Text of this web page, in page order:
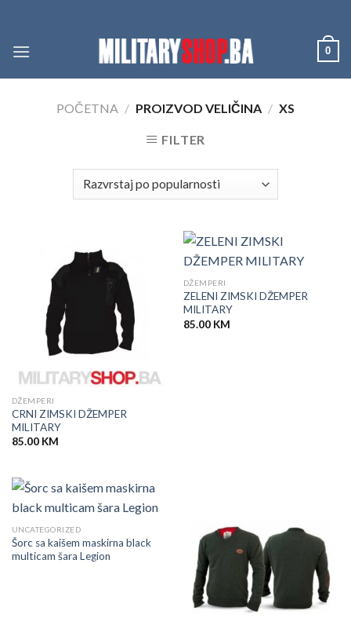
content
0
POČETNA / PROIZVOD VELIČINA / XS
FILTER
DŽEMPERI
CRNI ZIMSKI DŽEMPER
MILITARY
85.00 KM
DŽEMPERI
ZELENI ZIMSKI DŽEMPER
MILITARY
85.00 KM
UNCATEGORIZED
Šorc sa kaišem maskirna black
multicam šara Legion